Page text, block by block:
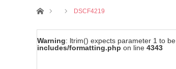
ホーム DSCF4219
Warning: ltrim() expects parameter 1 to
includes/formatting.php on line 4343